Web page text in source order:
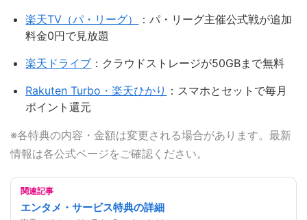
楽天TV（パ・リーグ）
：パ・リーグ主催公式戦が追加
料金0円で見放題
楽天ドライブ ：クラウドストレージが50GBまで無料
Rakuten Turbo・楽天ひかり ：スマホとセットで毎月
ポイント還元
※各特典の内容・金額は変更される場合があります。最新
情報は各公式ページをご確認ください。
関連記事
エンタメ・サービス特典の詳細